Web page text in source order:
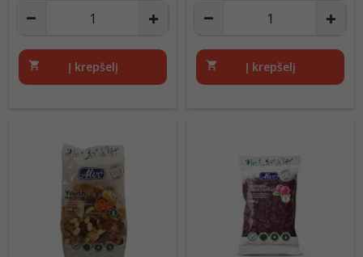
shopping_cart Į krepšelį shopping_cart Į krepšelį